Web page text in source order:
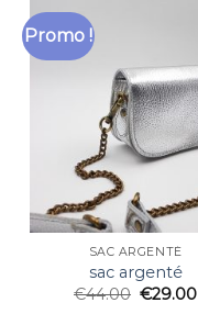
Promo !
SAC ARGENTÉ
sac argenté
€44.00 €29.00